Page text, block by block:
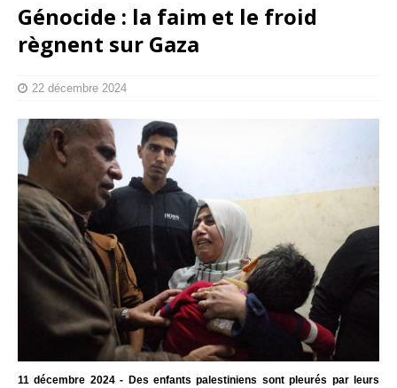
Génocide : la faim et le froid
règnent sur Gaza
22 décembre 2024
11 décembre 2024 - Des enfants palestiniens sont pleurés par leurs